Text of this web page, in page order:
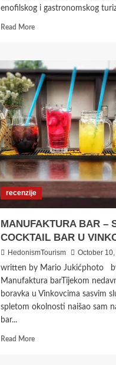
enofilskog i gastronomskog
Read MoreRead
NAJAVA:
PRVI
FORUM
ENOFILSKOG
I
GASTRONOMSKOG
TURIZMA
U
ILOKU
recenzije
MANUFAKTURA BAR –
COCKTAIL BAR U
HedonismTourism October
written by Mario Jukićphoto
Manufaktura barTijekom
boravka u Vinkovcima sasvim
spletom okolnosti naišao sam
bar...
Read MoreRead